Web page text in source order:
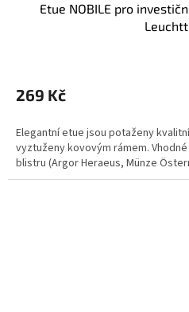
Etue NOBILE pro
produktu
je
z
5
hvězdiček.
269 Kč
Elegantní etue jsou potaženy
vyztuženy kovovým rámem.
blistru (Argor Heraeus, Münze